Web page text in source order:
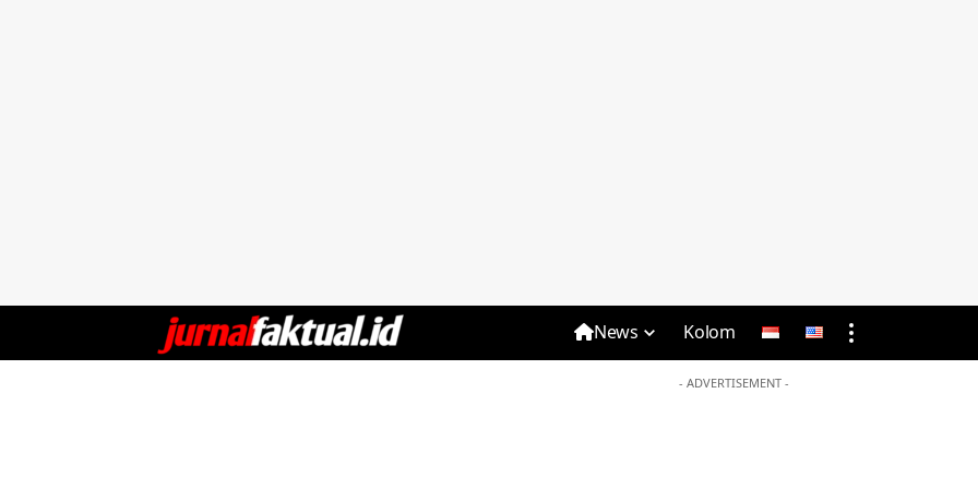
News Kolom
- ADVERTISEMENT -